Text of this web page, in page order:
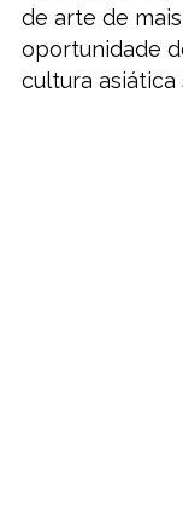
de arte de
oportunidade
cultura asiática